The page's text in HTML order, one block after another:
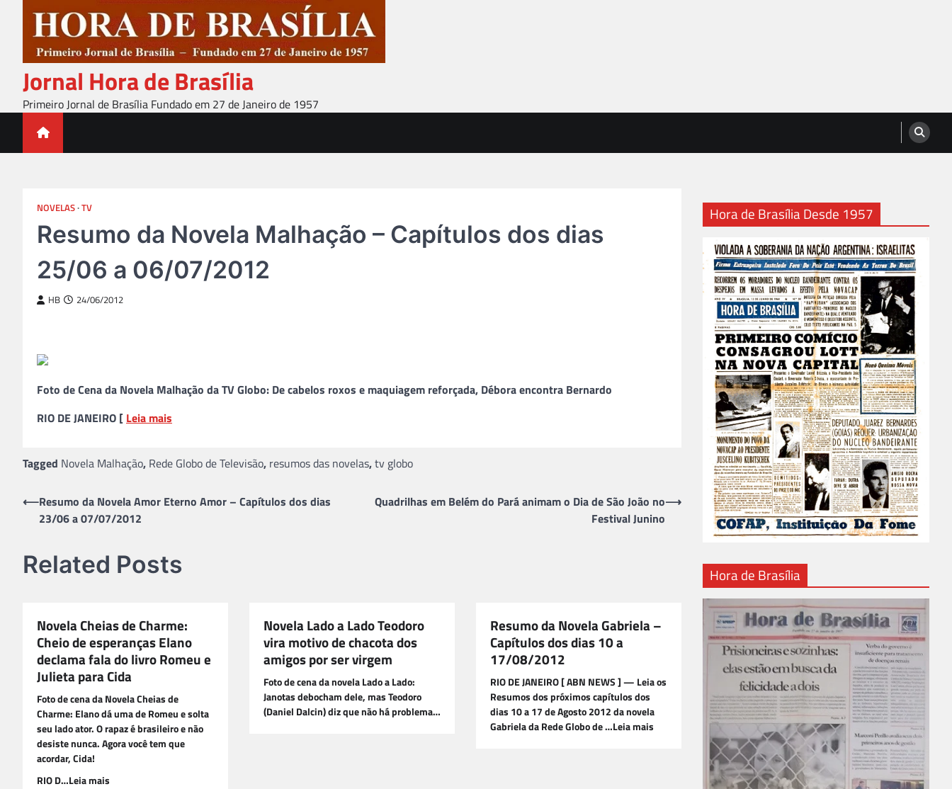
content
Jornal Hora de Brasília
Primeiro Jornal de Brasília Fundado em 27 de Janeiro de 1957
NOVELAS TV
Resumo da Novela Malhação – Capítulos dos dias
25/06 a 06/07/2012
HB 24/06/2012
Foto de Cena da Novela Malhação da TV Globo: De cabelos roxos e maquiagem reforçada, Débora encontra Bernardo
RIO DE JANEIRO [ Leia mais
Tagged Novela Malhação, Rede Globo de Televisão, resumos das novelas,tv globo
Navegação
⟵Resumo da Novela Amor Eterno Amor – Capítulos dos dias
23/06 a 07/07/2012
Quadrilhas em Belém do Pará animam o Dia de São João no
Festival Junino
⟶
Related Posts
Novela Cheias de Charme:
Cheio de esperanças Elano
declama fala do livro Romeu e
Julieta para Cida
Foto de cena da Novela Cheias de
Charme: Elano dá uma de Romeu e solta
seu lado ator. O rapaz é brasileiro e não
desiste nunca. Agora você tem que
acordar, Cida!
RIO D…Leia mais
Novela Lado a Lado Teodoro
vira motivo de chacota dos
amigos por ser virgem
Foto de cena da novela Lado a Lado:
Janotas debocham dele, mas Teodoro
(Daniel Dalcin) diz que não há problema…
Resumo da Novela Gabriela –
Capítulos dos dias 10 a
17/08/2012
RIO DE JANEIRO [ ABN NEWS ] — Leia os
Resumos dos próximos capítulos dos
dias 10 a 17 de Agosto 2012 da novela
Gabriela da Rede Globo de …Leia mais
Hora de Brasília Desde 1957
Hora de Brasília